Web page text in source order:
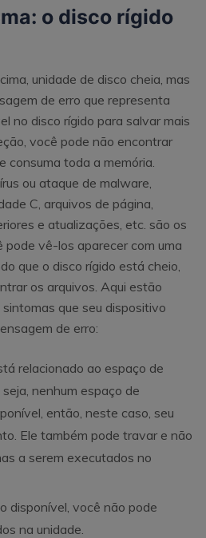
o disco rígido
unidade de disco cheia, mas
de erro que representa
no disco rígido para salvar mais
você pode não encontrar
consuma toda a memória.
ou ataque de malware,
C, arquivos de página,
e atualizações, etc. são os
vê-los aparecer com uma
que o disco rígido está cheio,
os arquivos. Aqui estão
que seu dispositivo
de erro:
relacionado ao espaço de
nenhum espaço de
então, neste caso, seu
Ele também pode travar e não
a serem executados no
disponível, você não pode
na unidade.